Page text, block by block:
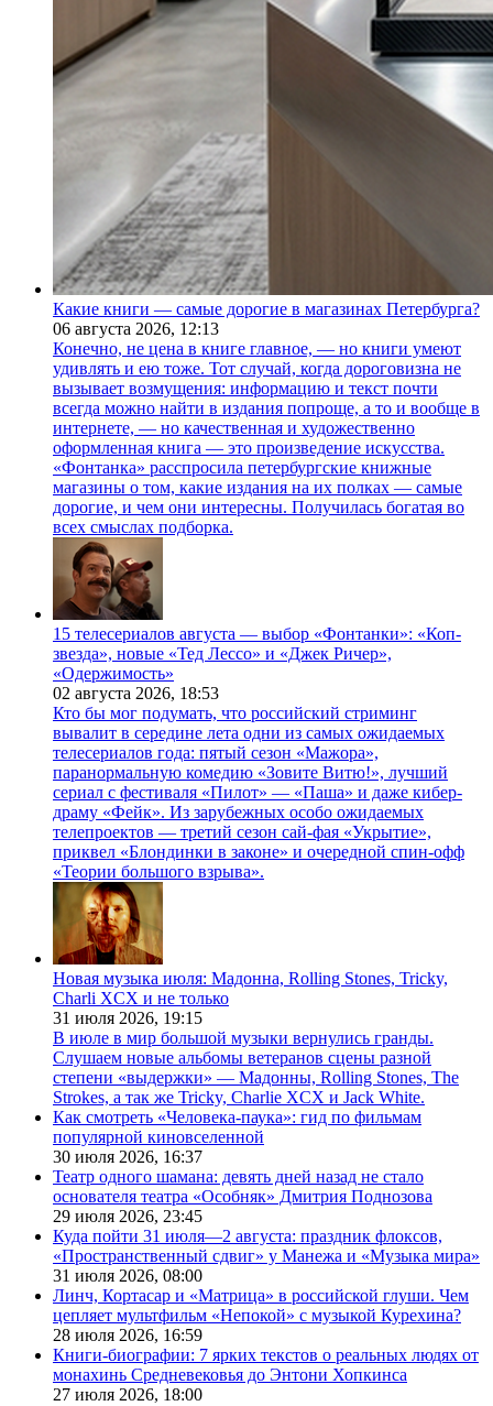
Какие книги — самые дорогие в магазинах Петербурга?
06 августа 2026, 12:13
Конечно, не цена в книге главное, — но книги умеют
удивлять и ею тоже. Тот случай, когда дороговизна не
вызывает возмущения: информацию и текст почти
всегда можно найти в издания попроще, а то и вообще в
интернете, — но качественная и художественно
оформленная книга — это произведение искусства.
«Фонтанка» расспросила петербургские книжные
магазины о том, какие издания на их полках — самые
дорогие, и чем они интересны. Получилась богатая во
всех смыслах подборка.
15 телесериалов августа — выбор «Фонтанки»: «Коп-
звезда», новые «Тед Лессо» и «Джек Ричер»,
«Одержимость»
02 августа 2026, 18:53
Кто бы мог подумать, что российский стриминг
вывалит в середине лета одни из самых ожидаемых
телесериалов года: пятый сезон «Мажора»,
паранормальную комедию «Зовите Витю!», лучший
сериал с фестиваля «Пилот» — «Паша» и даже кибер-
драму «Фейк». Из зарубежных особо ожидаемых
телепроектов — третий сезон сай-фая «Укрытие»,
приквел «Блондинки в законе» и очередной спин-офф
«Теории большого взрыва».
Новая музыка июля: Мадонна, Rolling Stones, Tricky,
Charli XCX и не только
31 июля 2026, 19:15
В июле в мир большой музыки вернулись гранды.
Слушаем новые альбомы ветеранов сцены разной
степени «выдержки» — Мадонны, Rolling Stones, The
Strokes, а так же Tricky, Charlie XCX и Jack White.
Как смотреть «Человека-паука»: гид по фильмам
популярной киновселенной
30 июля 2026, 16:37
Театр одного шамана: девять дней назад не стало
основателя театра «Особняк» Дмитрия Поднозова
29 июля 2026, 23:45
Куда пойти 31 июля—2 августа: праздник флоксов,
«Пространственный сдвиг» у Манежа и «Музыка мира»
31 июля 2026, 08:00
Линч, Кортасар и «Матрица» в российской глуши. Чем
цепляет мультфильм «Непокой» с музыкой Курехина?
28 июля 2026, 16:59
Книги-биографии: 7 ярких текстов о реальных людях от
монахинь Средневековья до Энтони Хопкинса
27 июля 2026, 18:00